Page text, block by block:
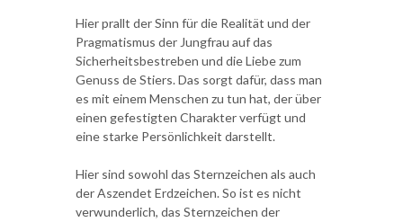
Hier prallt der Sinn für die Realität und der
Pragmatismus der Jungfrau auf das
Sicherheitsbestreben und die Liebe zum
Genuss de Stiers. Das sorgt dafür, dass man
es mit einem Menschen zu tun hat, der über
einen gefestigten Charakter verfügt und
eine starke Persönlichkeit darstellt.
Hier sind sowohl das Sternzeichen als auch
der Aszendet Erdzeichen. So ist es nicht
verwunderlich, das Sternzeichen der